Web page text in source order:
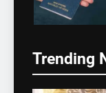
Trending